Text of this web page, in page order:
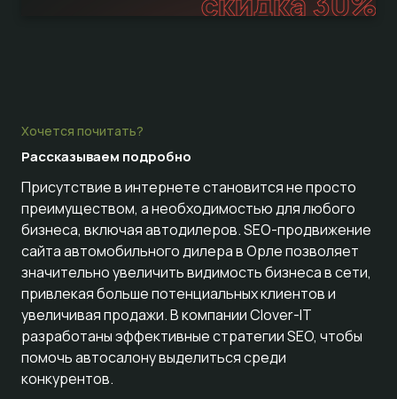
Хочется почитать?
Рассказываем подробно
Присутствие в интернете становится не просто
преимуществом, а необходимостью для любого
бизнеса, включая автодилеров. SEO-продвижение
сайта автомобильного дилера в Орле позволяет
значительно увеличить видимость бизнеса в сети,
привлекая больше потенциальных клиентов и
увеличивая продажи. В компании Clover-IT
разработаны эффективные стратегии SEO, чтобы
помочь автосалону выделиться среди
конкурентов.